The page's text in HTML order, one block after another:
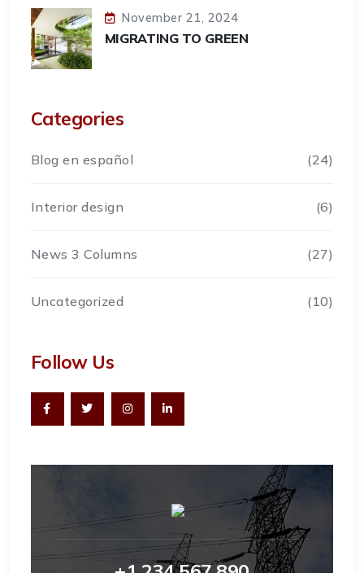
November 21, 2024
MIGRATING TO GREEN
Categories
Blog en español (24)
Interior design (6)
News 3 Columns (27)
Uncategorized (10)
Follow Us